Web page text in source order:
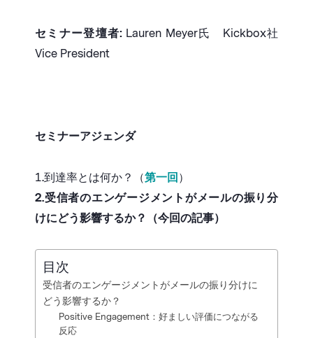
セミナー登壇者: Lauren Meyer氏 Kickbox社
Vice President
セミナーアジェンダ
1.到達率とは何か？（第一回 ）
2.受信者のエンゲージメントがメールの振り分
けにどう影響するか？（今回の記事）
目次
受信者のエンゲージメントがメールの振り分けに
どう影響するか？
Positive Engagement：好ましい評価につながる
反応